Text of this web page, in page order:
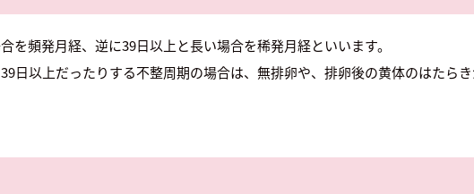
を頻発月経、逆に39日以上と長い場合を稀発月経といいます。
日以上だったりする不整周期の場合は、無排卵や、排卵後の黄体のはたら